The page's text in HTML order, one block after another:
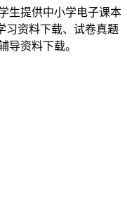
生提供中小学电子课本
习资料下载、试卷真题
导资料下载。